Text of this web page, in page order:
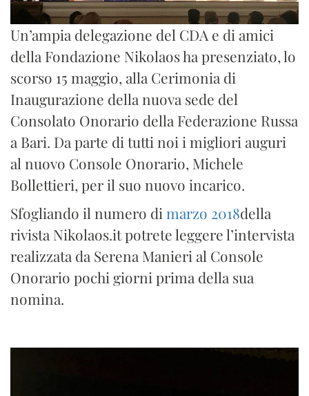
Un’ampia delegazione del CDA e di amici
della Fondazione Nikolaos ha presenziato, lo
scorso 15 maggio, alla Cerimonia di
Inaugurazione della nuova sede del
Consolato Onorario della Federazione Russa
a Bari. Da parte di tutti noi i migliori auguri
al nuovo Console Onorario, Michele
Bollettieri, per il suo nuovo incarico.
Sfogliando il numero di marzo 2018della
rivista Nikolaos.it potrete leggere l’intervista
realizzata da Serena Manieri al Console
Onorario pochi giorni prima della sua
nomina.